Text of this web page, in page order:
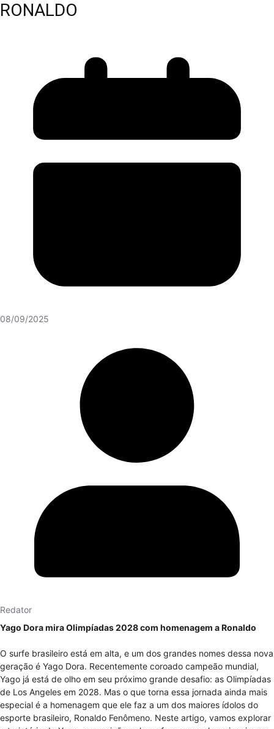
RONALDO
08/09/2025
Redator
Yago Dora mira Olimpíadas 2028 com homenagem a Ronaldo
O surfe brasileiro está em alta, e um dos grandes nomes dessa nova
geração é Yago Dora. Recentemente coroado campeão mundial,
Yago já está de olho em seu próximo grande desafio: as Olimpíadas
de Los Angeles em 2028. Mas o que torna essa jornada ainda mais
especial é a homenagem que ele faz a um dos maiores ídolos do
esporte brasileiro, Ronaldo Fenômeno. Neste artigo, vamos explorar